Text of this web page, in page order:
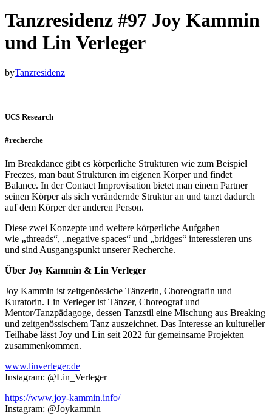
Tanzresidenz #97 Joy Kammin
und Lin Verleger
byTanzresidenz
UCS Research
#recherche
Im Breakdance gibt es körperliche Strukturen wie zum Beispiel
Freezes, man baut Strukturen im eigenen Körper und findet
Balance. In der Contact Improvisation bietet man einem Partner
seinen Körper als sich verändernde Struktur an und tanzt dadurch
auf dem Körper der anderen Person.
Diese zwei Konzepte und weitere körperliche Aufgaben
wie „threads“, „negative spaces“ und „bridges“ interessieren uns
und sind Ausgangspunkt unserer Recherche.
Über Joy Kammin & Lin Verleger
Joy Kammin ist zeitgenössiche Tänzerin, Choreografin und
Kuratorin. Lin Verleger ist Tänzer, Choreograf und
Mentor/Tanzpädagoge, dessen Tanzstil eine Mischung aus Breaking
und zeitgenössischem Tanz auszeichnet. Das Interesse an kultureller
Teilhabe lässt Joy und Lin seit 2022 für gemeinsame Projekten
zusammenkommen.
www.linverleger.de
Instagram: @Lin_Verleger
https://www.joy-kammin.info/
Instagram: @Joykammin